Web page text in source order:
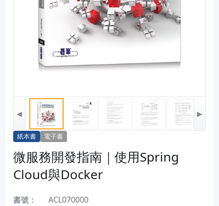
◀ ▶
紙本書 電子書
微服務開發指南｜使用Spring
Cloud與Docker
書號：
ACL070000